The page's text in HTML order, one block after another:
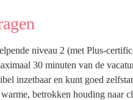
niveau 2 (met Plus-
30 minuten van de
inzetbaar en kunt goed
warme, betrokken houding naar